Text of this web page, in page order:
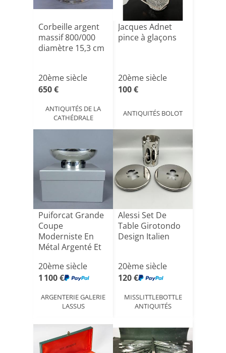
Corbeille argent
massif 800/000
diamètre 15,3 cm
20ème siècle
650 €
ANTIQUITÉS DE LA
CATHÉDRALE
Jacques Adnet
pince à glaçons
20ème siècle
100 €
ANTIQUITÉS BOLOT
Puiforcat Grande
Coupe
Moderniste En
Métal Argenté Et
20ème siècle
1 100 €
ARGENTERIE GALERIE
LASSUS
Alessi Set De
Table Girotondo
Design Italien
20ème siècle
120 €
MISSLITTLEBOTTLE
ANTIQUITÉS